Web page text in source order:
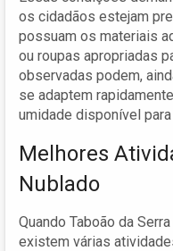
os cidadãos estejam
possuam os materiais
ou roupas apropriadas
observadas podem,
se adaptem
umidade disponível
Melhores
Nublado
Quando Taboão da
existem várias